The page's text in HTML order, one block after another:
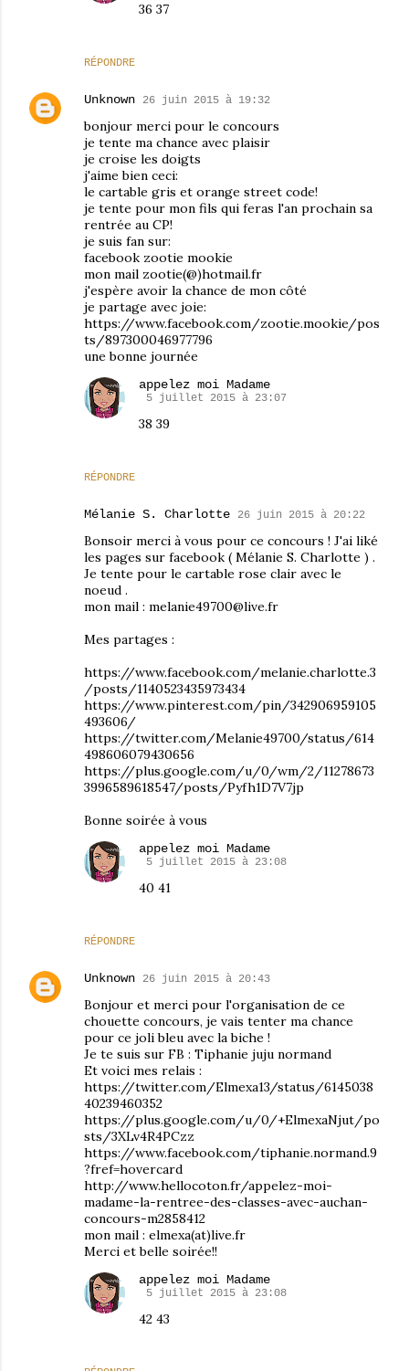
RÉPONDRE
36 37
Unknown 26 juin 2015 à 19:32
bonjour merci pour le concours
je tente ma chance avec plaisir
je croise les doigts
j'aime bien ceci:
le cartable gris et orange street code!
je tente pour mon fils qui feras l'an prochain sa
rentrée au CP!
je suis fan sur:
facebook zootie mookie
mon mail zootie(@)hotmail.fr
j'espère avoir la chance de mon côté
je partage avec joie:
https://www.facebook.com/zootie.mookie/pos
ts/897300046977796
une bonne journée
RÉPONDRE
appelez moi Madame
5 juillet 2015 à 23:07
38 39
Mélanie S. Charlotte 26 juin 2015 à 20:22
Bonsoir merci à vous pour ce concours ! J'ai liké
les pages sur facebook ( Mélanie S. Charlotte ) .
Je tente pour le cartable rose clair avec le
noeud .
mon mail : melanie49700@live.fr
Mes partages :
https://www.facebook.com/melanie.charlotte.3
/posts/1140523435973434
https://www.pinterest.com/pin/342906959105
493606/
https://twitter.com/Melanie49700/status/614
498606079430656
https://plus.google.com/u/0/wm/2/11278673
3996589618547/posts/Pyfh1D7V7jp
Bonne soirée à vous
RÉPONDRE
appelez moi Madame
5 juillet 2015 à 23:08
40 41
Unknown 26 juin 2015 à 20:43
Bonjour et merci pour l'organisation de ce
chouette concours, je vais tenter ma chance
pour ce joli bleu avec la biche !
Je te suis sur FB : Tiphanie juju normand
Et voici mes relais :
https://twitter.com/Elmexa13/status/6145038
40239460352
https://plus.google.com/u/0/+ElmexaNjut/po
sts/3XLv4R4PCzz
https://www.facebook.com/tiphanie.normand.9
?fref=hovercard
http://www.hellocoton.fr/appelez-moi-
madame-la-rentree-des-classes-avec-auchan-
concours-m2858412
mon mail : elmexa(at)live.fr
Merci et belle soirée!!
appelez moi Madame
5 juillet 2015 à 23:08
42 43